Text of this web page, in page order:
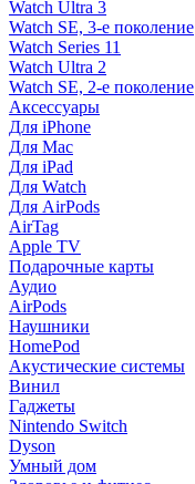
Watch Ultra 3
Watch SE, 3-е поколение
Watch Series 11
Watch Ultra 2
Watch SE, 2-е поколение
Аксессуары
Для iPhone
Для Mac
Для iPad
Для Watch
Для AirPods
AirTag
Apple TV
Подарочные карты
Аудио
AirPods
Наушники
HomePod
Акустические системы
Винил
Гаджеты
Nintendo Switch
Dyson
Умный дом